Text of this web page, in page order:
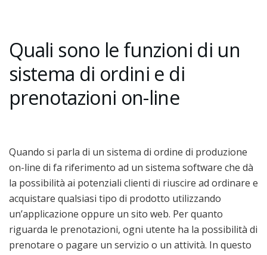
Quali sono le funzioni di un
sistema di ordini e di
prenotazioni on-line
Quando si parla di un sistema di ordine di produzione
on-line di fa riferimento ad un sistema software che dà
la possibilità ai potenziali clienti di riuscire ad ordinare e
acquistare qualsiasi tipo di prodotto utilizzando
un’applicazione oppure un sito web. Per quanto
riguarda le prenotazioni, ogni utente ha la possibilità di
prenotare o pagare un servizio o un attività. In questo